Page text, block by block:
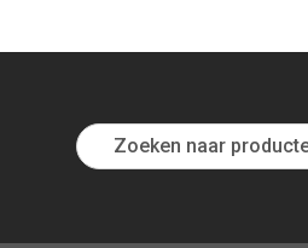
Zoeken naar producten...